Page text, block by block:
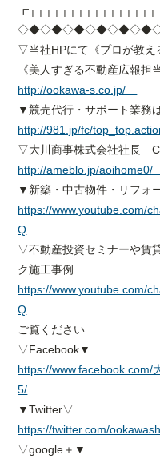
▽当社HPにて《プロが教
《美人すぎる不動産広報担
http://ookawa-s.co.jp/
▼競売代行・サポート業務
http://981.jp/fc/
▽大川商事株式会社社長
http://ameblo.jp/aoihome0/
▼新築・中古物件・リフォ
https://www.youtube.com/
Q
▽不動産投資セミナーや賃
ク施工事例
https://www.youtube.com/
Q
ご覧ください
▽Facebook▼
https://www.facebook.com/
5/
▼Twitter▽
https://twitter.com/
▽google＋▼